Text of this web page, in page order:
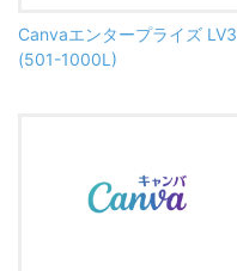
Canvaエンタープライズ LV3
(501-1000L)